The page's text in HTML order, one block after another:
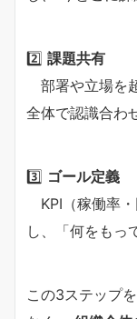
2️⃣ 課題共有
部署や立場を
全体で認識合わ
3️⃣ ゴール定義
KPI（稼働率
し、「何をもっ
この3ステップ